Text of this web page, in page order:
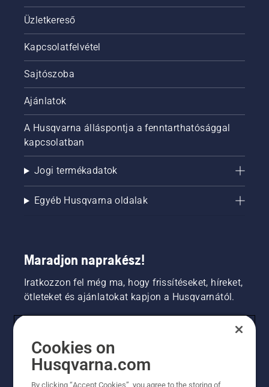
Üzletkereső
Kapcsolatfelvétel
Sajtószoba
Ajánlatok
A Husqvarna álláspontja a fenntarthatósággal
kapcsolatban
Jogi termékadatok
Egyéb Husqvarna oldalak
Maradjon naprakész!
Iratkozzon fel még ma, hogy frissítéseket, híreket,
ötleteket és ajánlatokat kapjon a Husqvarnától.
PROFESSZIONÁLIS
Cookies on
Husqvarna.com
By clicking “Accept Cookies”, you agree to the storing of